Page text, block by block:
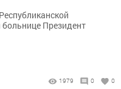
больнице Президент
1979 0 0